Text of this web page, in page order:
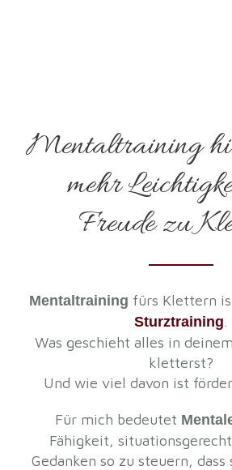
Mentaltraining
mehr
Freude zu
Mentaltraining fürs Klettern
Sturztraining.
Was geschieht alles in
kletterst?
Und wie viel davon ist
Für mich bedeutet
Fähigkeit,
Gedanken so zu steuern,